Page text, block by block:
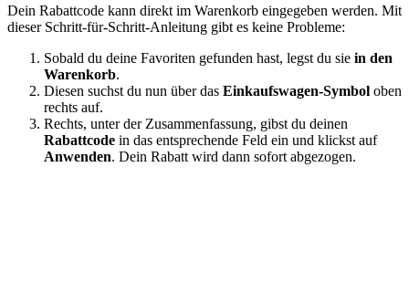
Dein Rabattcode kann direkt im Warenkorb eingegeben werden. Mit
dieser Schritt-für-Schritt-Anleitung gibt es keine Probleme:
Sobald du deine Favoriten gefunden hast, legst du sie in den
Warenkorb.
Diesen suchst du nun über das Einkaufswagen-Symbol oben
rechts auf.
Rechts, unter der Zusammenfassung, gibst du deinen
Rabattcode in das entsprechende Feld ein und klickst auf
Anwenden. Dein Rabatt wird dann sofort abgezogen.